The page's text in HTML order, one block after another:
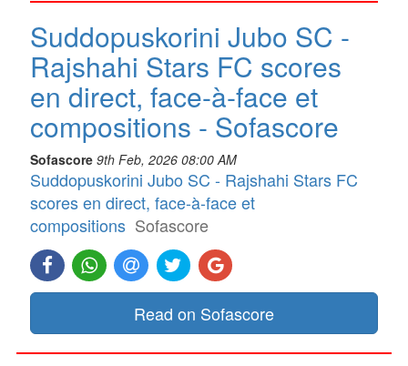
Suddopuskorini Jubo SC -
Rajshahi Stars FC scores
en direct, face-à-face et
compositions - Sofascore
Sofascore 9th Feb, 2026 08:00 AM
Suddopuskorini Jubo SC - Rajshahi Stars FC
scores en direct, face-à-face et
compositions Sofascore
Read on Sofascore